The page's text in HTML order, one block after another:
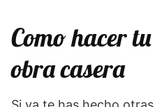
Como hacer
obra casera